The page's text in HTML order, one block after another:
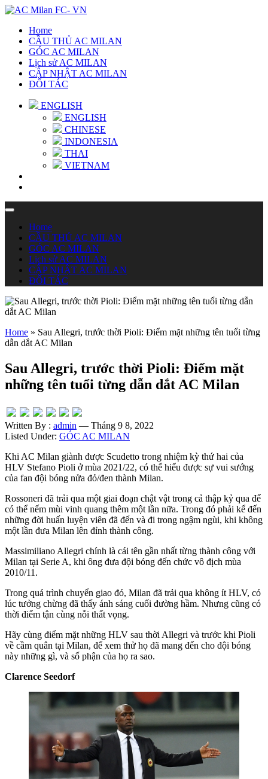
Home
CẦU THỦ AC MILAN
GÓC AC MILAN
Lịch sử AC MILAN
CẬP NHẬT AC MILAN
ĐỐI TÁC
ENGLISH
ENGLISH
CHINESE
INDONESIA
THAI
VIETNAM
Home
CẦU THỦ AC MILAN
GÓC AC MILAN
Lịch sử AC MILAN
CẬP NHẬT AC MILAN
ĐỐI TÁC
Home » Sau Allegri, trước thời Pioli: Điểm mặt những tên tuổi từng
dẫn dắt AC Milan
Sau Allegri, trước thời Pioli: Điểm mặt
những tên tuổi từng dẫn dắt AC Milan
Written By : admin — Tháng 9 8, 2022
Listed Under: GÓC AC MILAN
Khi AC Milan giành được Scudetto trong nhiệm kỳ thứ hai của
HLV Stefano Pioli ở mùa 2021/22, có thể hiểu được sự vui sướng
của fan đội bóng nửa đỏ/đen thành Milan.
Rossoneri đã trải qua một giai đoạn chật vật trong cả thập kỷ qua để
có thể nếm mùi vinh quang thêm một lần nữa. Trong đó phải kể đến
những đời huấn luyện viên đã đến và đi trong ngậm ngùi, khi không
một lần đưa Milan lên đỉnh thành công.
Massimiliano Allegri chính là cái tên gần nhất từng thành công với
Milan tại Serie A, khi ông đưa đội bóng đến chức vô địch mùa
2010/11.
Trong quá trình chuyển giao đó, Milan đã trải qua không ít HLV, có
lúc tưởng chừng đã thấy ánh sáng cuối đường hầm. Nhưng cũng có
thời điểm tận cùng nỗi thất vọng.
Hãy cùng điểm mặt những HLV sau thời Allegri và trước khi Pioli
về cầm quân tại Milan, để xem thử họ đã mang đến cho đội bóng
này những gì, và số phận của họ ra sao.
Clarence Seedorf